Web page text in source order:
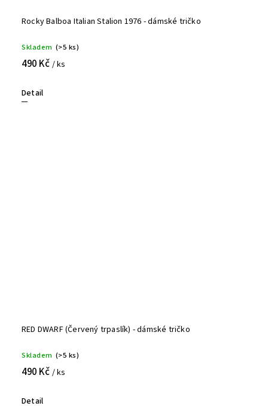
Rocky Balboa Italian Stalion 1976 - dámské tričko
Skladem (>5 ks)
490 Kč / ks
Detail
RED DWARF (Červený trpaslík) - dámské tričko
Skladem (>5 ks)
490 Kč / ks
Detail